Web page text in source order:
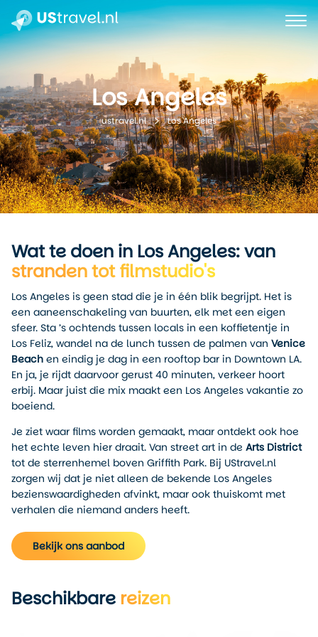
Los Angeles
ustravel.nl Los Angeles
Wat te doen in Los Angeles: van
stranden tot filmstudio's
Los Angeles is geen stad die je in één blik begrijpt. Het is
een aaneenschakeling van buurten, elk met een eigen
sfeer. Sta ’s ochtends tussen locals in een koffietentje in
Los Feliz, wandel na de lunch tussen de palmen van Venice
Beach en eindig je dag in een rooftop bar in Downtown LA.
En ja, je rijdt daarvoor gerust 40 minuten, verkeer hoort
erbij. Maar juist die mix maakt een Los Angeles vakantie zo
boeiend.
Je ziet waar films worden gemaakt, maar ontdekt ook hoe
het echte leven hier draait. Van street art in de Arts District
tot de sterrenhemel boven Griffith Park. Bij UStravel.nl
zorgen wij dat je niet alleen de bekende Los Angeles
bezienswaardigheden afvinkt, maar ook thuiskomt met
verhalen die niemand anders heeft.
Bekijk ons aanbod
Beschikbarereizen